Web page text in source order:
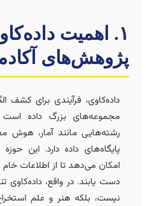
۱. اهمیت داده‌کاوی
داده‌کاوی، فرآیندی برای کشف
مجموعه‌های بزرگ داده است
رشته‌هایی مانند آمار، هوش
پایگاه‌های داده دارد. این حوزه
امکان می‌دهد تا از اطلاعات خام به
دست یابند. در واقع، داده‌کاوی تنها
نیست، بلکه هنر و علم استخراج